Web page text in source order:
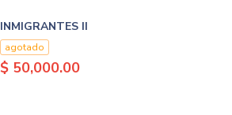
INMIGRANTES II
agotado
$ 50,000.00